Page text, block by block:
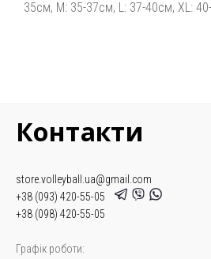
35см, M: 35-37см, L: 37-40см, XL:
Контакти
store.volleyball.ua@gmail.com
+38 (093) 420-55-05
+38 (098) 420-55-05
Графік роботи: